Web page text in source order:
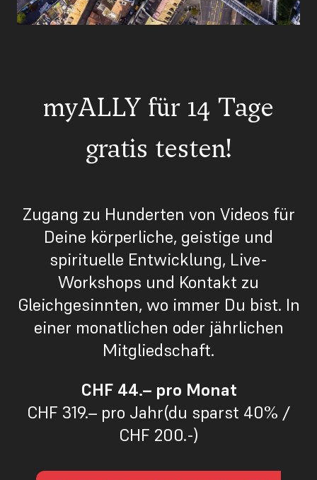
myALLY für 14 Tage
gratis testen!
Zugang zu Hunderten von Videos für
Deine körperliche, geistige und
spirituelle Entwicklung, Live-
Workshops und Kontakt zu
Gleichgesinnten, wo immer Du bist. In
einer monatlichen oder jährlichen
Mitgliedschaft.
CHF 44.– pro Monat
CHF 319.– pro Jahr(du sparst 40% /
CHF 200.-)